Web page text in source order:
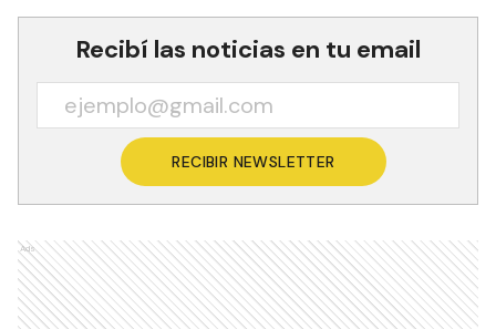
Recibí las noticias en tu email
RECIBIR NEWSLETTER
Ads